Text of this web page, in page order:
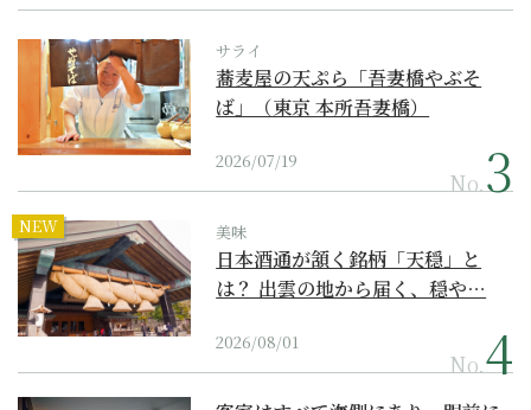
サライ
蕎麦屋の天ぷら「吾妻橋やぶそ
ば」（東京 本所吾妻橋）
2026/07/19
No.
NEW 美味
日本酒通が頷く銘柄「天穏」と
は？ 出雲の地から届く、穏や…
2026/08/01
No.